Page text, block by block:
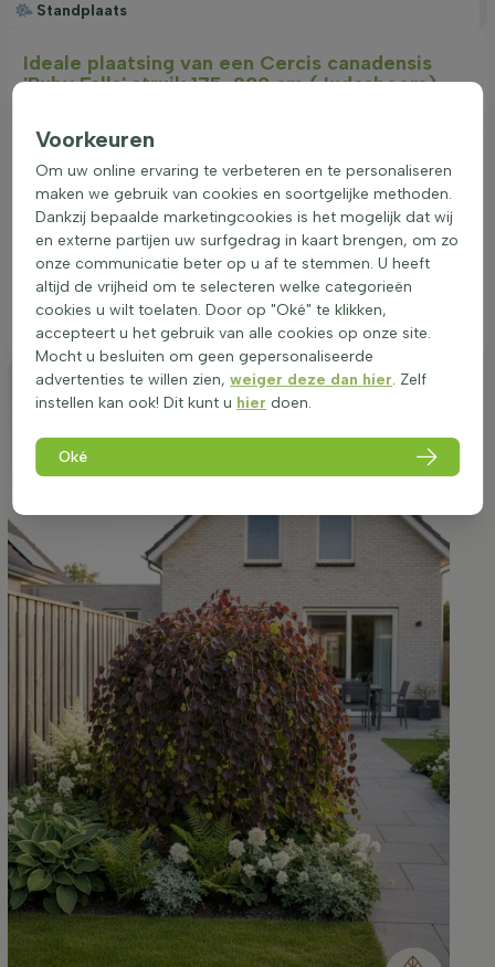
Standplaats
Ideale plaatsing van een Cercis canadensis
'Ruby Falls' struik 175-200 cm (Judasboom)
zonnige tot halfschaduwrijke standplaats. Deze plant heeft
een voorkeur voor goede tuingrond die waterdoorlatend is.
Het is belangrijk dat de grond niet te nat is, zodat de wortels
niet verdrinken. Een beschutte plek uit de wind kan bijdragen
aan een gezondere groei. De juiste standplaats zorgt voor
een rijkere bloei en intensere bladkleuren. Deze heester is
ideaal als solitair in de tuin en biedt met zijn treurvormige
groei en lavendelkleurige bloemen een prachtige aanblik. De
juiste standplaats is essentieel voor optimale groei en bloei.
Voorkeuren
Om uw online ervaring te verbeteren en te personaliseren
maken we gebruik van cookies en soortgelijke methoden.
Dankzij bepaalde marketingcookies is het mogelijk dat wij
en externe partijen uw surfgedrag in kaart brengen, om zo
onze communicatie beter op u af te stemmen. U heeft
altijd de vrijheid om te selecteren welke categorieën
cookies u wilt toelaten. Door op "Oké" te klikken,
accepteert u het gebruik van alle cookies op onze site.
Mocht u besluiten om geen gepersonaliseerde
advertenties te willen zien,weiger deze dan hier. Zelf
instellen kan ook! Dit kunt u hier doen.
Oké